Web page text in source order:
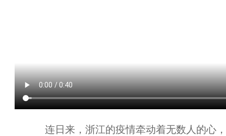
连日来，浙江的疫情牵动着无数人的心，